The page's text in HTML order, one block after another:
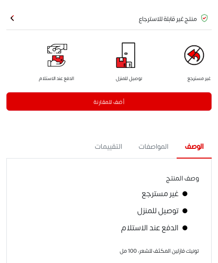
منتج غير قابلة للاسترجاع
غير مسترجع توصيل للمنزل الدفع عند الاستلام
أضف للمقارنة
الوصف المواصفات التقييمات
وصف المنتج
غير مسترجع
توصيل للمنزل
الدفع عند الاستلام
تونيك فازلين المكثف للشعر، 100 مل